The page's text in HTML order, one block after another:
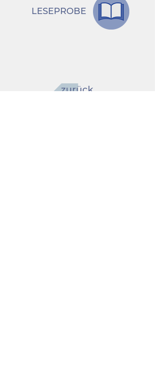
LESEPROBE
zurück